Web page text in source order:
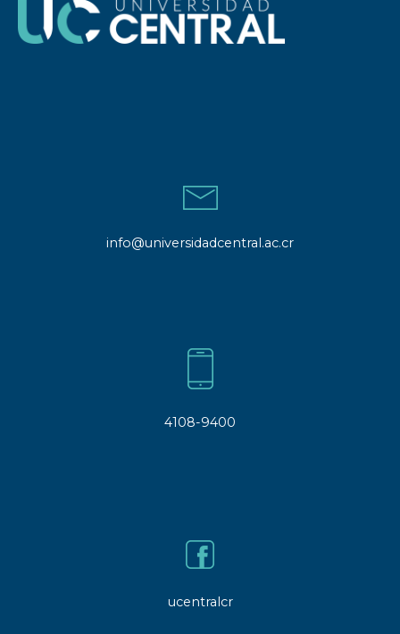
info@universidadcentral.ac.cr
4108-9400
ucentralcr